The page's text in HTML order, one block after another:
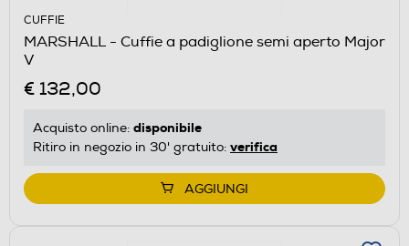
CUFFIE
MARSHALL - Cuffie a padiglione semi aperto Major
V
€ 132,00
Acquisto online: disponibile
Ritiro in negozio in 30' gratuito: verifica
AGGIUNGI